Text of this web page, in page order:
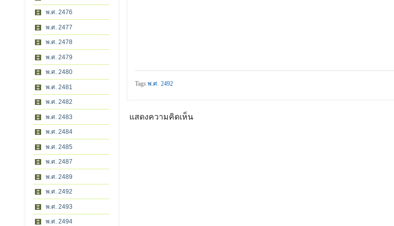
พ.ศ. 2476
พ.ศ. 2477
พ.ศ. 2478
พ.ศ. 2479
พ.ศ. 2480
พ.ศ. 2481
พ.ศ. 2482
พ.ศ. 2483
พ.ศ. 2484
พ.ศ. 2485
พ.ศ. 2487
พ.ศ. 2489
พ.ศ. 2492
พ.ศ. 2493
พ.ศ. 2494
Tagsพ.ศ. 2492
แสดงความคิดเห็น